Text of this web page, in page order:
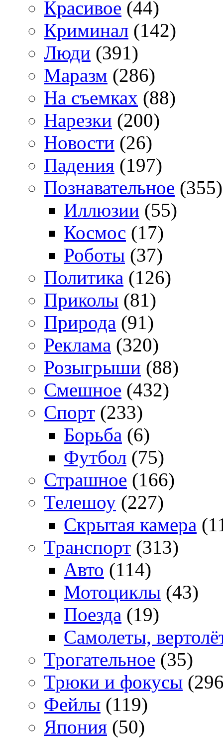
Красивое (44)
Криминал (142)
Люди (391)
Маразм (286)
На съемках (88)
Нарезки (200)
Новости (26)
Падения (197)
Познавательное (355)
Иллюзии (55)
Космос (17)
Роботы (37)
Политика (126)
Приколы (81)
Природа (91)
Реклама (320)
Розыгрыши (88)
Смешное (432)
Спорт (233)
Борьба (6)
Футбол (75)
Страшное (166)
Телешоу (227)
Скрытая камера
Транспорт (313)
Авто (114)
Мотоциклы (43)
Поезда (19)
Самолеты,
Трогательное (35)
Трюки и фокусы
Фейлы (119)
Япония (50)